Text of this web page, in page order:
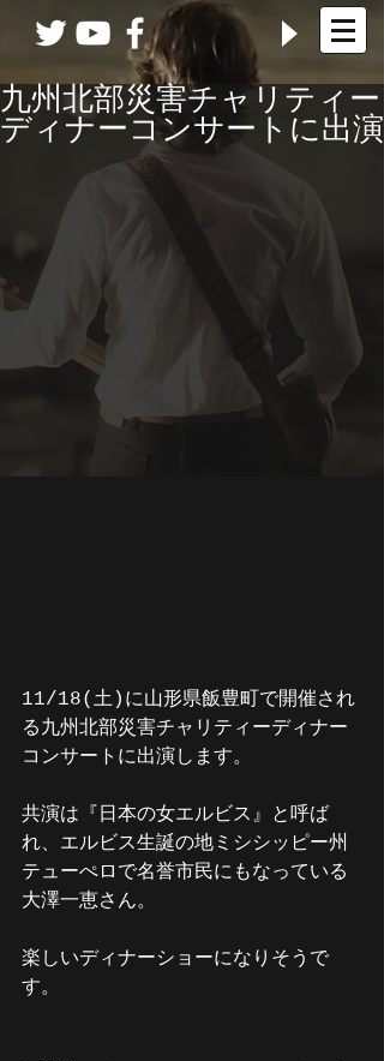
九州北部災害チャリティー
ディナーコンサートに出演
11/18(土)に山形県飯豊町で開催され
る九州北部災害チャリティーディナー
コンサートに出演します。
共演は『日本の女エルビス』と呼ば
れ、エルビス生誕の地ミシシッピー州
テューぺロで名誉市民にもなっている
大澤一恵さん。
楽しいディナーショーになりそうで
す。